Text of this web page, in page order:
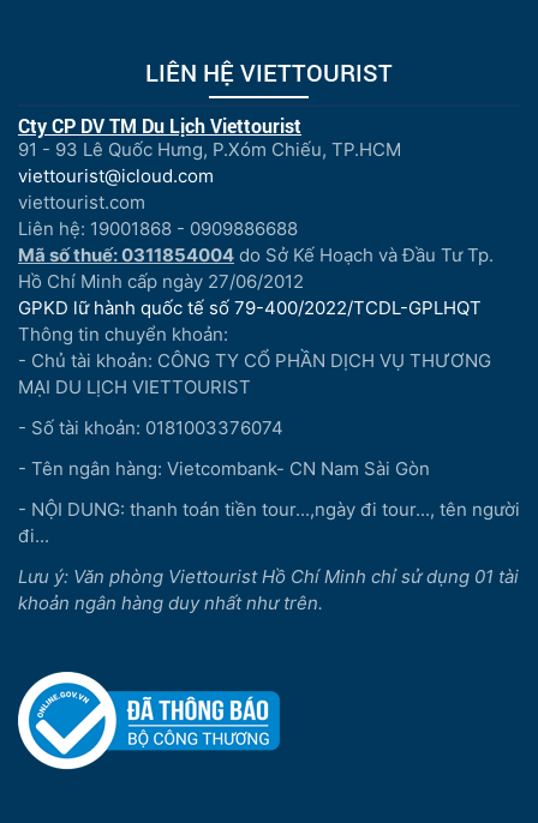
LIÊN HỆ VIETTOURIST
Cty CP DV TM Du Lịch Viettourist
91 - 93 Lê Quốc Hưng, P.Xóm Chiếu, TP.HCM
viettourist@icloud.com
viettourist.com
Liên hệ: 19001868 - 0909886688
Mã số thuế: 0311854004 do Sở Kế Hoạch và Đầu Tư Tp.
Hồ Chí Minh cấp ngày 27/06/2012
GPKD lữ hành quốc tế số 79-400/2022/TCDL-GPLHQT
Thông tin chuyển khoản:
- Chủ tài khoản: CÔNG TY CỔ PHẦN DỊCH VỤ THƯƠNG
MẠI DU LỊCH VIETTOURIST
- Số tài khoản: 0181003376074
- Tên ngân hàng: Vietcombank- CN Nam Sài Gòn
- NỘI DUNG: thanh toán tiền tour...,ngày đi tour..., tên người
đi...
Lưu ý: Văn phòng Viettourist Hồ Chí Minh chỉ sử dụng 01 tài
khoản ngân hàng duy nhất như trên.